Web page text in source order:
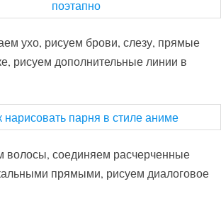
ухо, рисуем брови, слезу, прямые
рисуем дополнительные линии в
волосы, соединяем расчерченные
прямыми, рисуем диалоговое